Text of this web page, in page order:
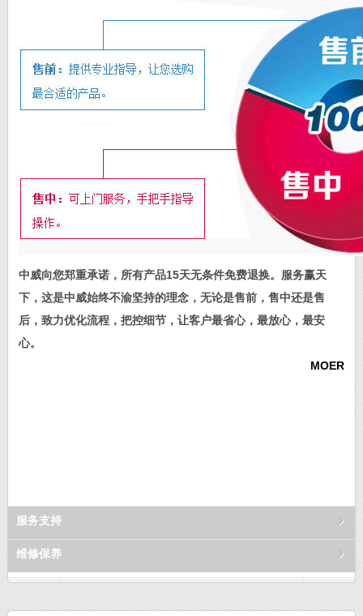
中威向您郑重承诺，所有产品15天无条件免费退换。服务赢天
下，这是中威始终不渝坚持的理念，无论是售前，售中还是售
后，致力优化流程，把控细节，让客户最省心，最放心，最安
心。
MOER
服务支持
维修保养